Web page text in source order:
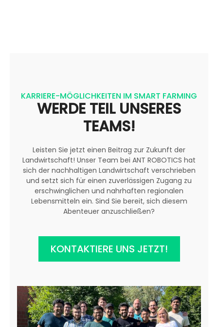
KARRIERE-MÖGLICHKEITEN IM SMART FARMING
WERDE TEIL UNSERES
TEAMS!
Leisten Sie jetzt einen Beitrag zur Zukunft der
Landwirtschaft! Unser Team bei ANT ROBOTICS hat
sich der nachhaltigen Landwirtschaft verschrieben
und setzt sich für einen zuverlässigen Zugang zu
erschwinglichen und nahrhaften regionalen
Lebensmitteln ein. Sind Sie bereit, sich diesem
Abenteuer anzuschließen?
KONTAKTIERE UNS JETZT!